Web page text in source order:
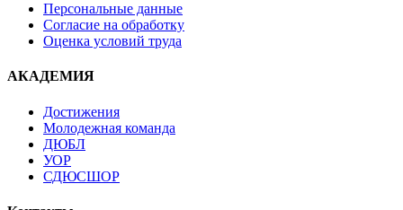
Персональные данные
Согласие на обработку
Оценка условий труда
АКАДЕМИЯ
Достижения
Молодежная команда
ДЮБЛ
УОР
СДЮСШОР